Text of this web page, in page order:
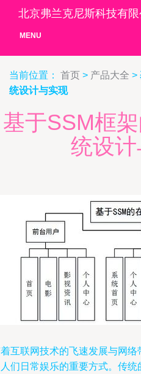
北京弗兰克尼斯科技有限
MENU
当前位置： 首页 > 产品大全 >
统设计与实现
基于SSM框
统设
互联网技术的飞速发展与网
们日常娱乐的重要方式。传